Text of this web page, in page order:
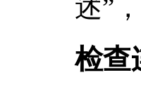
述”
检查